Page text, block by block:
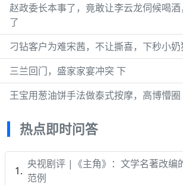
赵政委长本事了，竟敢让李云龙伺候喝
了
刁钻客户为难宋茜，不让撕喜，下秒小
三兰回门，盛家家宴冲突 下
王宝用葱油饼手法做泰式按摩，高博懵圈
热点即时问答
央视剧评 |《主角》：文学名著改编
范例